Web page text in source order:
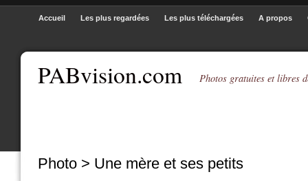
PABvision.com Photos gratuites et libres
Accueil Les plus regardées Les plus téléchargées A propos
Photo > Une mère et ses petits